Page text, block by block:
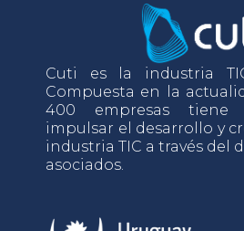
Cuti es la industria
Compuesta en la
400 empresas tiene
impulsar el desarrollo y
industria TIC a través del
asociados.